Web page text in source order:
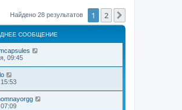
Найдено 28 результатов 1 2
СООБЩЕНИЕ
09:45